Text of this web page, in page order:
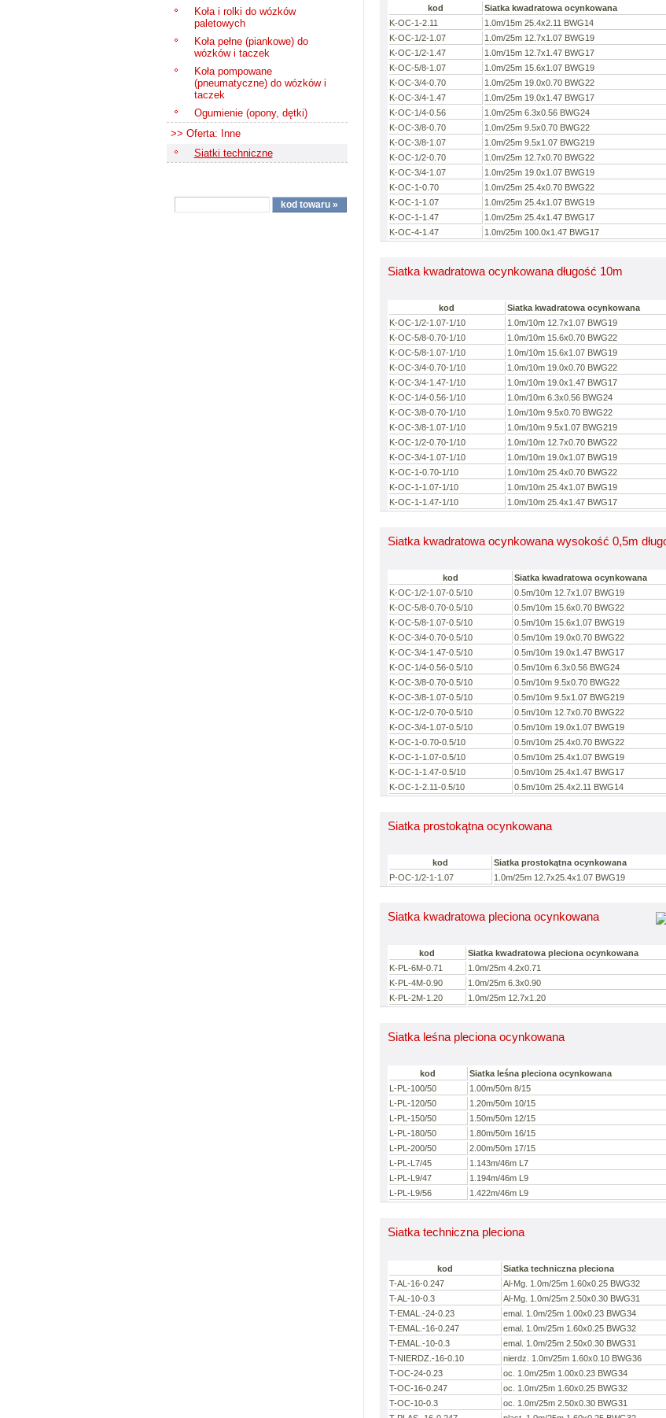
Koła i rolki do wózków
paletowych
Koła pełne (piankowe) do
wózków i taczek
Koła pompowane
(pneumatyczne) do wózków i
taczek
Ogumienie (opony, dętki)
>> Oferta: Inne
Siatki techniczne
kod Siatka kwadratowa ocynkowana
K-OC-1-2.11
1.0m/15m 25.4x2.11 BWG14
K-OC-1/2-1.07
1.0m/25m 12.7x1.07 BWG19
K-OC-1/2-1.47
1.0m/15m 12.7x1.47 BWG17
K-OC-5/8-1.07
1.0m/25m 15.6x1.07 BWG19
K-OC-3/4-0.70
1.0m/25m 19.0x0.70 BWG22
K-OC-3/4-1.47
1.0m/25m 19.0x1.47 BWG17
K-OC-1/4-0.56
1.0m/25m 6.3x0.56 BWG24
K-OC-3/8-0.70
1.0m/25m 9.5x0.70 BWG22
K-OC-3/8-1.07
1.0m/25m 9.5x1.07 BWG219
K-OC-1/2-0.70
1.0m/25m 12.7x0.70 BWG22
K-OC-3/4-1.07
1.0m/25m 19.0x1.07 BWG19
K-OC-1-0.70
1.0m/25m 25.4x0.70 BWG22
K-OC-1-1.07
1.0m/25m 25.4x1.07 BWG19
K-OC-1-1.47
1.0m/25m 25.4x1.47 BWG17
K-OC-4-1.47
1.0m/25m 100.0x1.47 BWG17
Siatka kwadratowa ocynkowana długość 10m
kod Siatka kwadratowa ocynkowana
K-OC-1/2-1.07-1/10
1.0m/10m 12.7x1.07 BWG19
K-OC-5/8-0.70-1/10
1.0m/10m 15.6x0.70 BWG22
K-OC-5/8-1.07-1/10
1.0m/10m 15.6x1.07 BWG19
K-OC-3/4-0.70-1/10
1.0m/10m 19.0x0.70 BWG22
K-OC-3/4-1.47-1/10
1.0m/10m 19.0x1.47 BWG17
K-OC-1/4-0.56-1/10
1.0m/10m 6.3x0.56 BWG24
K-OC-3/8-0.70-1/10
1.0m/10m 9.5x0.70 BWG22
K-OC-3/8-1.07-1/10
1.0m/10m 9.5x1.07 BWG219
K-OC-1/2-0.70-1/10
1.0m/10m 12.7x0.70 BWG22
K-OC-3/4-1.07-1/10
1.0m/10m 19.0x1.07 BWG19
K-OC-1-0.70-1/10
1.0m/10m 25.4x0.70 BWG22
K-OC-1-1.07-1/10
1.0m/10m 25.4x1.07 BWG19
K-OC-1-1.47-1/10
1.0m/10m 25.4x1.47 BWG17
Siatka kwadratowa ocynkowana wysokość 0,5m
kod Siatka kwadratowa ocynkowana
K-OC-1/2-1.07-0.5/10
0.5m/10m 12.7x1.07 BWG19
K-OC-5/8-0.70-0.5/10
0.5m/10m 15.6x0.70 BWG22
K-OC-5/8-1.07-0.5/10
0.5m/10m 15.6x1.07 BWG19
K-OC-3/4-0.70-0.5/10
0.5m/10m 19.0x0.70 BWG22
K-OC-3/4-1.47-0.5/10
0.5m/10m 19.0x1.47 BWG17
K-OC-1/4-0.56-0.5/10
0.5m/10m 6.3x0.56 BWG24
K-OC-3/8-0.70-0.5/10
0.5m/10m 9.5x0.70 BWG22
K-OC-3/8-1.07-0.5/10
0.5m/10m 9.5x1.07 BWG219
K-OC-1/2-0.70-0.5/10
0.5m/10m 12.7x0.70 BWG22
K-OC-3/4-1.07-0.5/10
0.5m/10m 19.0x1.07 BWG19
K-OC-1-0.70-0.5/10
0.5m/10m 25.4x0.70 BWG22
K-OC-1-1.07-0.5/10
0.5m/10m 25.4x1.07 BWG19
K-OC-1-1.47-0.5/10
0.5m/10m 25.4x1.47 BWG17
K-OC-1-2.11-0.5/10
0.5m/10m 25.4x2.11 BWG14
Siatka prostokątna ocynkowana
kod Siatka prostokątna ocynkowana
P-OC-1/2-1-1.07
1.0m/25m 12.7x25.4x1.07 BWG19
Siatka kwadratowa pleciona ocynkowana
kod Siatka kwadratowa pleciona ocynkowana
K-PL-6M-0.71
1.0m/25m 4.2x0.71
K-PL-4M-0.90
1.0m/25m 6.3x0.90
K-PL-2M-1.20
1.0m/25m 12.7x1.20
Siatka leśna pleciona ocynkowana
kod Siatka leśna pleciona ocynkowana
L-PL-100/50
1.00m/50m 8/15
L-PL-120/50
1.20m/50m 10/15
L-PL-150/50
1.50m/50m 12/15
L-PL-180/50
1.80m/50m 16/15
L-PL-200/50
2.00m/50m 17/15
L-PL-L7/45
1.143m/46m L7
L-PL-L9/47
1.194m/46m L9
L-PL-L9/56
1.422m/46m L9
Siatka techniczna pleciona
kod Siatka techniczna pleciona
T-AL-16-0.247
Al-Mg. 1.0m/25m 1.60x0.25 BWG32
T-AL-10-0.3
Al-Mg. 1.0m/25m 2.50x0.30 BWG31
T-EMAL.-24-0.23
emal. 1.0m/25m 1.00x0.23 BWG34
T-EMAL.-16-0.247
emal. 1.0m/25m 1.60x0.25 BWG32
T-EMAL.-10-0.3
emal. 1.0m/25m 2.50x0.30 BWG31
T-NIERDZ.-16-0.10
nierdz. 1.0m/25m 1.60x0.10 BWG36
T-OC-24-0.23
oc. 1.0m/25m 1.00x0.23 BWG34
T-OC-16-0.247
oc. 1.0m/25m 1.60x0.25 BWG32
T-OC-10-0.3
oc. 1.0m/25m 2.50x0.30 BWG31